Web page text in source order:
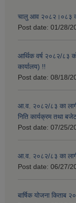
चालु आव २०८२।०८३
Post date: 01/28/
आर्थिक वर्ष २०८२/८३
कार्यालय) !!
Post date: 08/18/
आ.व. २०८२/८३ का
निति कार्यक्रम तथा
Post date: 07/25/
आ.व. २०८२/८३ का
Post date: 06/27/
बार्षिक योजना किताब